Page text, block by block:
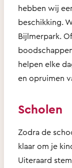
hebben wij
beschikking.
Bijlmerpark.
helpen elke
en opruimen
Scholen
Zodra de
klaar om je
Uiteraard